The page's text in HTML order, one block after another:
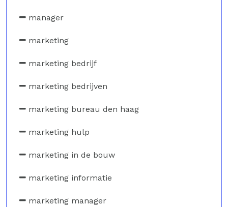
manager
marketing
marketing bedrijf
marketing bedrijven
marketing bureau den haag
marketing hulp
marketing in de bouw
marketing informatie
marketing manager